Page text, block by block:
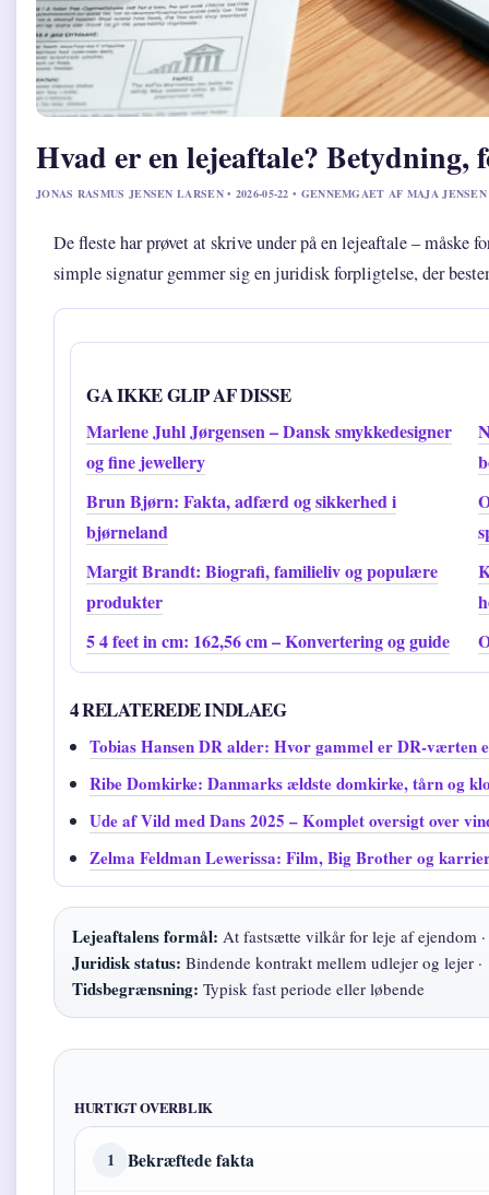
Hvad er en lejeaftale? Betydning,
JONAS RASMUS JENSEN LARSEN • 2026-05-22 • GENNEMGAET AF MAJA JENSEN
De fleste har prøvet at skrive under på en lejeaftale –
simple signatur gemmer sig en juridisk forpligtelse, der
GA IKKE GLIP AF DISSE
Marlene Juhl Jørgensen – Dansk smykkedesigner
og fine jewellery
Brun Bjørn: Fakta, adfærd og sikkerhed i
bjørneland
Margit Brandt: Biografi, familieliv og populære
produkter
5 4 feet in cm: 162,56 cm – Konvertering og guide
4 RELATEREDE INDLAEG
Tobias Hansen DR alder: Hvor gammel er DR-værten
Ribe Domkirke: Danmarks ældste domkirke, tårn og
Ude af Vild med Dans 2025 – Komplet oversigt over
Zelma Feldman Lewerissa: Film, Big Brother og
Lejeaftalens formål: At fastsætte vilkår for leje af ejendom ·
Juridisk status: Bindende kontrakt mellem udlejer og lejer ·
Tidsbegrænsning: Typisk fast periode eller løbende
HURTIGT OVERBLIK
1 Bekræftede fakta